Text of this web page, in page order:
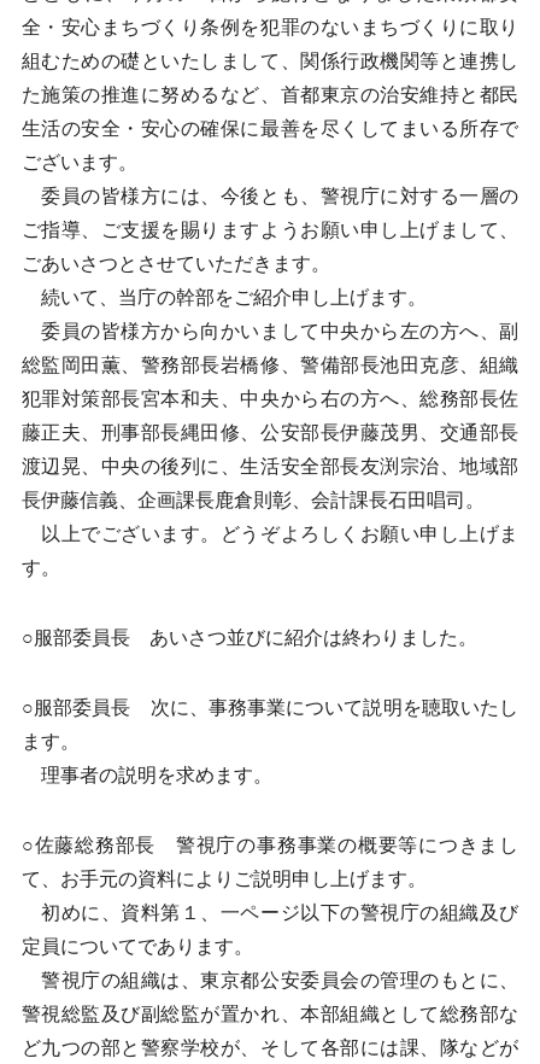
全・安心まちづくり条例を犯罪のないまちづくりに取り
組むための礎といたしまして、関係行政機関等と連携し
た施策の推進に努めるなど、首都東京の治安維持と都民
生活の安全・安心の確保に最善を尽くしてまいる所存で
ございます。
委員の皆様方には、今後とも、警視庁に対する一層の
ご指導、ご支援を賜りますようお願い申し上げまして、
ごあいさつとさせていただきます。
続いて、当庁の幹部をご紹介申し上げます。
委員の皆様方から向かいまして中央から左の方へ、副
総監岡田薫、警務部長岩橋修、警備部長池田克彦、組織
犯罪対策部長宮本和夫、中央から右の方へ、総務部長佐
藤正夫、刑事部長縄田修、公安部長伊藤茂男、交通部長
渡辺晃、中央の後列に、生活安全部長友渕宗治、地域部
長伊藤信義、企画課長鹿倉則彰、会計課長石田唱司。
以上でございます。どうぞよろしくお願い申し上げま
す。
○服部委員長 あいさつ並びに紹介は終わりました。
○服部委員長 次に、事務事業について説明を聴取いたし
ます。
理事者の説明を求めます。
○佐藤総務部長 警視庁の事務事業の概要等につきまし
て、お手元の資料によりご説明申し上げます。
初めに、資料第１、一ページ以下の警視庁の組織及び
定員についてであります。
警視庁の組織は、東京都公安委員会の管理のもとに、
警視総監及び副総監が置かれ、本部組織として総務部な
ど九つの部と警察学校が、そして各部には課、隊などが